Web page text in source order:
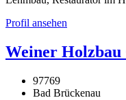
Profil ansehen
Weiner
97769
Bad Brückenau